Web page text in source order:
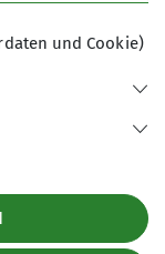
V.
und Cookie)